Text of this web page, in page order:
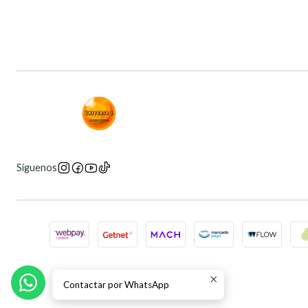
Síguenos
Contactar por WhatsApp